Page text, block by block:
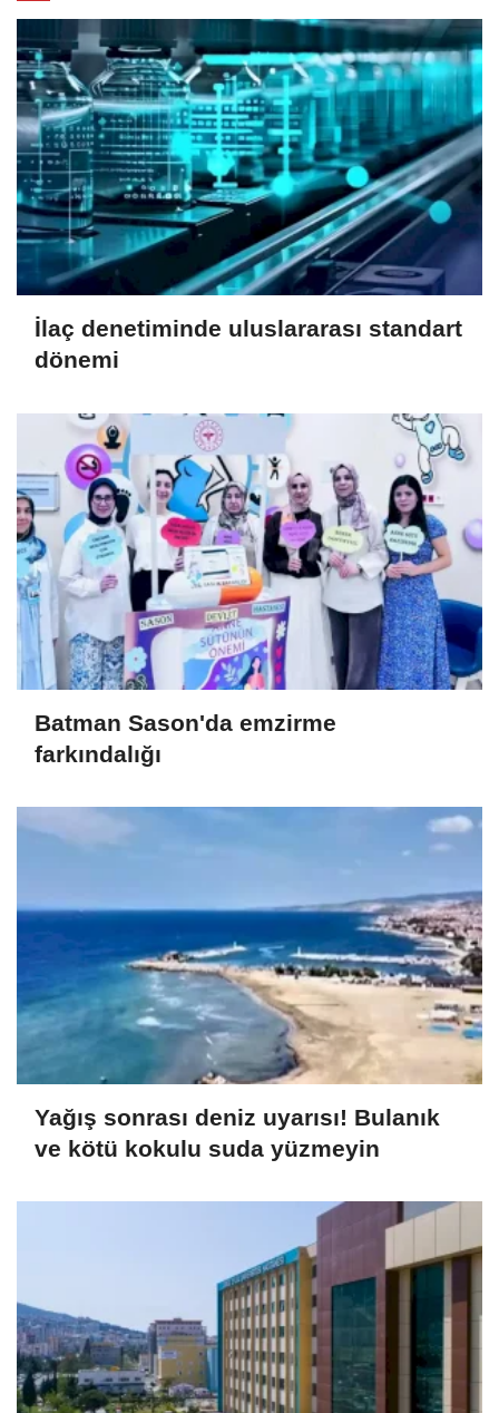
İlaç denetiminde uluslararası standart
dönemi
Batman Sason'da emzirme
farkındalığı
Yağış sonrası deniz uyarısı! Bulanık
ve kötü kokulu suda yüzmeyin